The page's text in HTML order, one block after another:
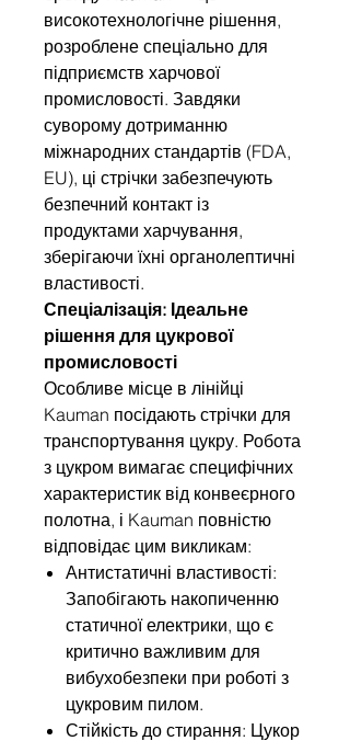
високотехнологічне рішення,
розроблене спеціально для
підприємств харчової
промисловості. Завдяки
суворому дотриманню
міжнародних стандартів (FDA,
EU), ці стрічки забезпечують
безпечний контакт із
продуктами харчування,
зберігаючи їхні органолептичні
властивості.
Спеціалізація: Ідеальне
рішення для цукрової
промисловості
Особливе місце в лінійці
Kauman посідають стрічки для
транспортування цукру. Робота
з цукром вимагає специфічних
характеристик від конвеєрного
полотна, і Kauman повністю
відповідає цим викликам:
Антистатичні властивості:
Запобігають накопиченню
статичної електрики, що є
критично важливим для
вибухобезпеки при роботі з
цукровим пилом.
Стійкість до стирання: Цукор